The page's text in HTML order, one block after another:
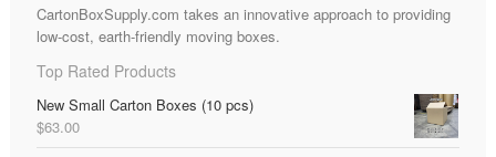
CartonBoxSupply.com takes an innovative approach to providing
low-cost, earth-friendly moving boxes.
Top Rated Products
New Small Carton Boxes (10 pcs)
$63.00